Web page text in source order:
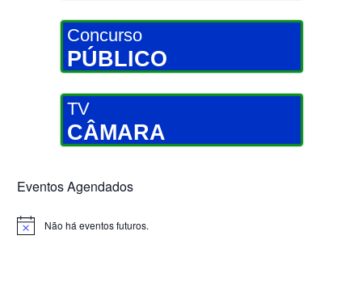
Concurso
PÚBLICO
TV
CÂMARA
Eventos Agendados
Notice Não há eventos futuros.